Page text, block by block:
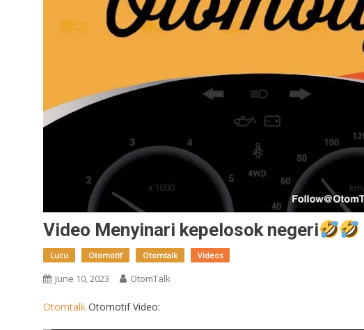
Video Menyinari kepelosok negeri
Lucu Otomotif Otomtalk Videos
June 10, 2023 OtomTalk
Otomtalk Otomotif Video: